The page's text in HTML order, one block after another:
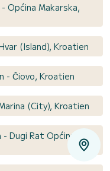
Općina Makarska,
(Island), Kroatien
- Čiovo, Kroatien
(City), Kroatien
Dugi Rat Općina,